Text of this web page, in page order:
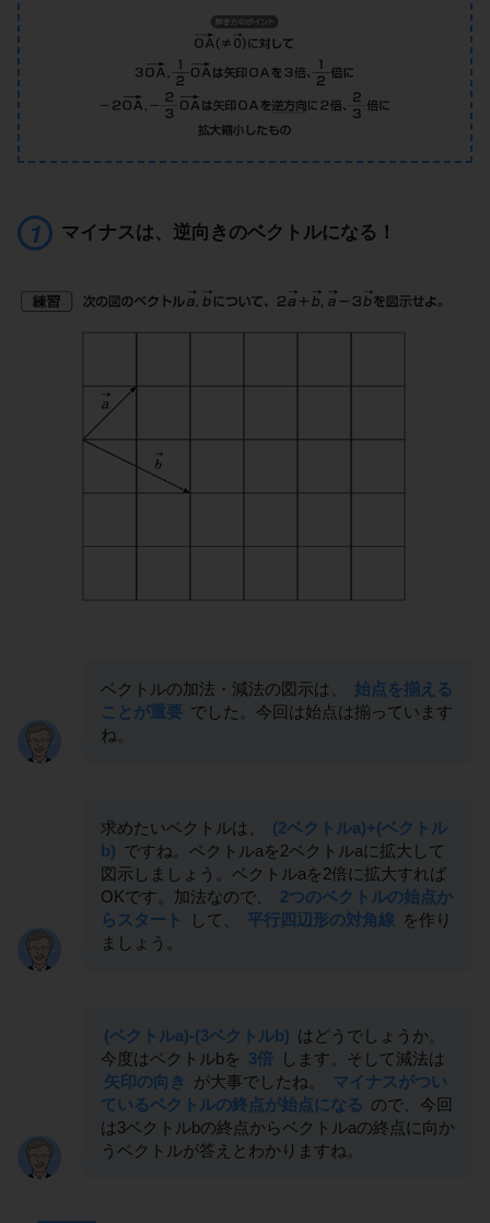
マイナスは、逆向きのベクトルになる！
ベクトルの加法・減法の図示は、
始点を揃える
ことが重要 でした。今回は始点は揃っています
ね。
求めたいベクトルは、
(2ベクトルa)+(ベクトル
b) ですね。ベクトルaを2ベクトルaに拡大して
図示しましょう。ベクトルaを2倍に拡大すれば
OKです。加法なので、
2つのベクトルの始点か
らスタート
して、 平行四辺形の対角線 を作り
ましょう。
(ベクトルa)-(3ベクトルb) はどうでしょうか。
今度はベクトルbを 3倍 します。そして減法は
矢印の向き
が大事でしたね。
マイナスがつい
ているベクトルの終点が始点になる ので、今回
は3ベクトルbの終点からベクトルaの終点に向か
うベクトルが答えとわかりますね。